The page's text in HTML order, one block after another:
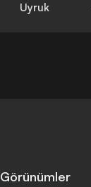
Uyruk
Görünümler